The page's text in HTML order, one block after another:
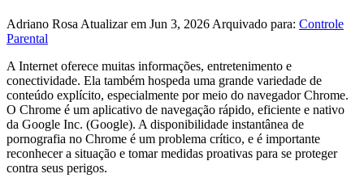
Adriano Rosa Atualizar em Jun 3, 2026 Arquivado para: Controle
Parental
A Internet oferece muitas informações, entretenimento e
conectividade. Ela também hospeda uma grande variedade de
conteúdo explícito, especialmente por meio do navegador Chrome.
O Chrome é um aplicativo de navegação rápido, eficiente e nativo
da Google Inc. (Google). A disponibilidade instantânea de
pornografia no Chrome é um problema crítico, e é importante
reconhecer a situação e tomar medidas proativas para se proteger
contra seus perigos.